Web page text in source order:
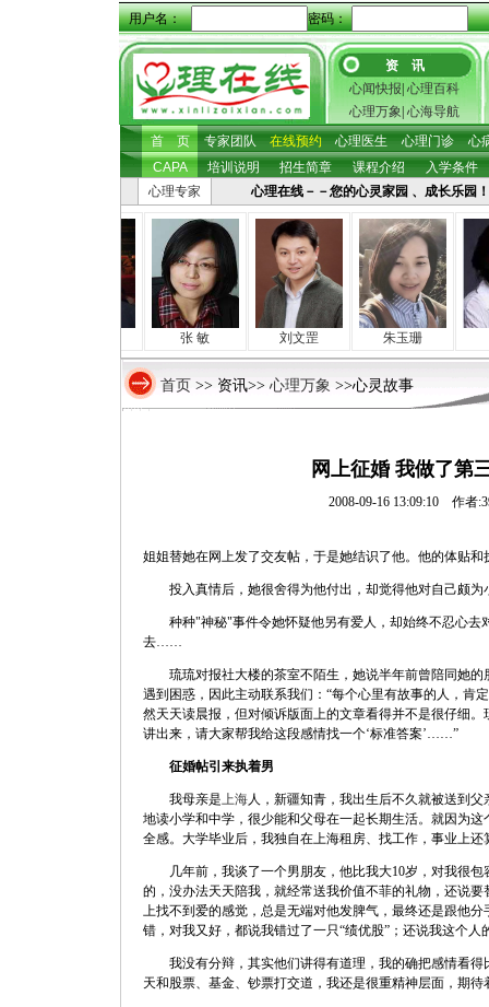
用户名： 密码：
资 讯
心闻快报 心理百科
心理万象 心海导航
首 页
专家团队 在线预约 心理医生 心理门诊
心
CAPA
培训说明 招生简章 课程介绍
入学条件
心理专家
心理在线－－您的心灵家园 、成长乐
张 敏 刘文罡 朱玉珊
首页 >> 资讯>> 心理万象 >>心灵故事
网上征婚 我做了第
2008-09-16 13:09:10 作者
姐姐替她在网上发了交友帖，于是她结识了他。他的体贴
投入真情后，她很舍得为他付出，却觉得他对自己颇为
种种"神秘"事件令她怀疑他另有爱人，却始终不忍心去
去……
琉琉对报社大楼的茶室不陌生，她说半年前曾陪同她的
遇到困惑，因此主动联系我们：“每个心里有故事的人，肯
然天天读晨报，但对倾诉版面上的文章看得并不是很仔细
讲出来，请大家帮我给这段感情找一个‘标准答案’……”
征婚帖引来执着男
我母亲是上海人，新疆知青，我出生后不久就被送到
地读小学和中学，很少能和父母在一起长期生活。就因为
全感。大学毕业后，我独自在上海租房、找工作，事业上
几年前，我谈了一个男朋友，他比我大10岁，对我很包
的，没办法天天陪我，就经常送我价值不菲的礼物，还说
上找不到爱的感觉，总是无端对他发脾气，最终还是跟他
错，对我又好，都说我错过了一只“绩优股”；还说我这个人
我没有分辩，其实他们讲得有道理，我的确把感情看得
天和股票、基金、钞票打交道，我还是很重精神层面，期